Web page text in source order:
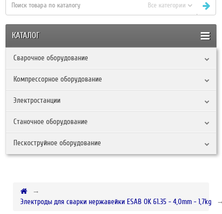
Все категории
КАТАЛОГ
Сварочное оборудование
Компрессорное оборудование
Электростанции
Станочное оборудование
Пескоструйное оборудование
Электроды для сварки нержавейки ESAB OK 61.35 - 4,0mm - 1,7kg